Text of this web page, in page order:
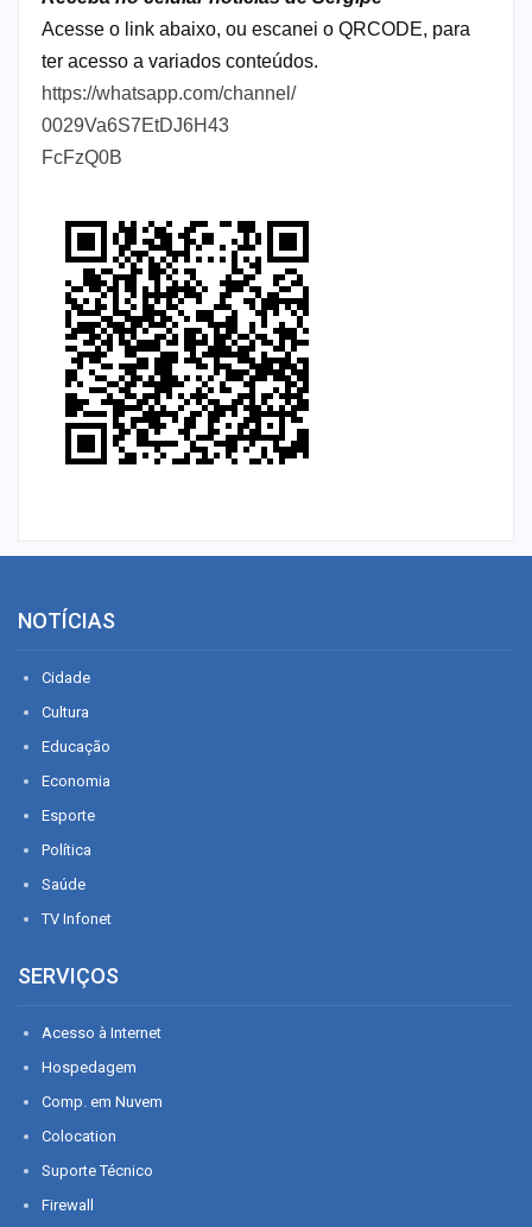
Acesse o link abaixo, ou escanei o QRCODE, para
ter acesso a variados conteúdos.
https://whatsapp.com/channel/
0029Va6S7EtDJ6H43
FcFzQ0B
NOTÍCIAS
Cidade
Cultura
Educação
Economia
Esporte
Política
Saúde
TV Infonet
SERVIÇOS
Acesso à Internet
Hospedagem
Comp. em Nuvem
Colocation
Suporte Técnico
Firewall